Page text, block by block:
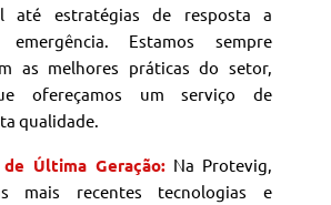
até estratégias de resposta a
Estamos sempre
as melhores práticas do setor,
ofereçamos um serviço de
qualidade.
de Última Geração: Na Protevig,
mais recentes tecnologias e